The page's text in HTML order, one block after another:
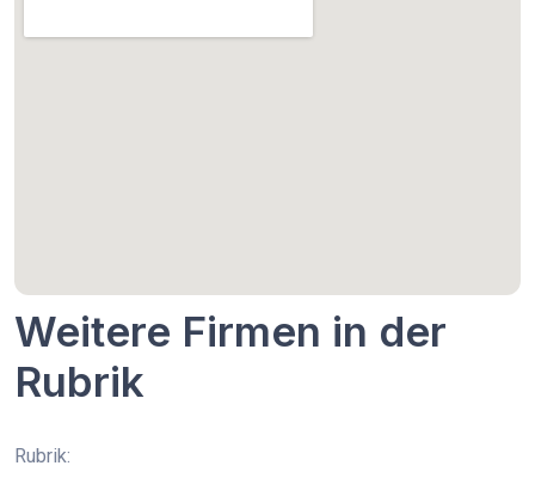
Weitere Firmen in der
Rubrik
Rubrik: